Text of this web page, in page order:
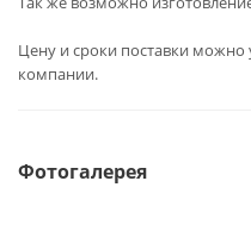
Цену и сроки поставки
компании.
Фотогалерея